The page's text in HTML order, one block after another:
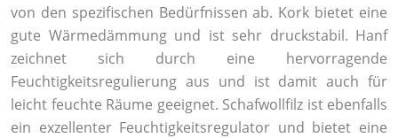
von den spezifischen Bedürfnissen ab. Kork bietet eine
gute Wärmedämmung und ist sehr druckstabil. Hanf
zeichnet sich durch eine hervorragende
Feuchtigkeitsregulierung aus und ist damit auch für
leicht feuchte Räume geeignet. Schafwollfilz ist ebenfalls
ein exzellenter Feuchtigkeitsregulator und bietet eine